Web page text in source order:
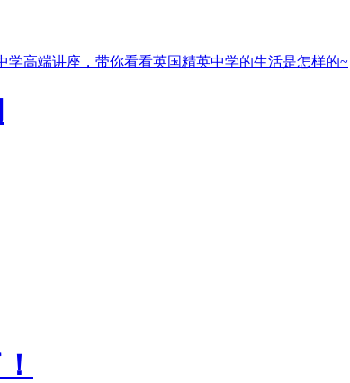
学高端讲座，带你看看英国精英中学的生活是怎样的~